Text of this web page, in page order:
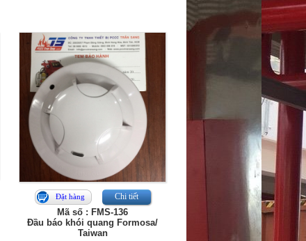
Đặt hàng Chi tiết
Mã số : FMS-136
Đầu báo khói quang Formosa/
Taiwan